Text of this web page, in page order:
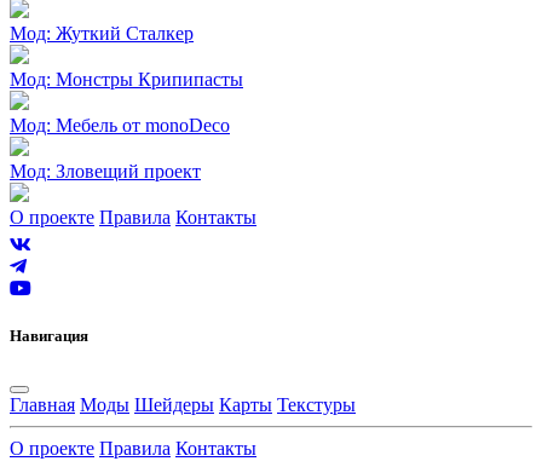
Мод: Жуткий Сталкер
Мод: Монстры Крипипасты
Мод: Мебель от monoDeco
Мод: Зловещий проект
О проекте Правила Контакты
Навигация
Главная Моды Шейдеры Карты Текстуры
О проекте Правила Контакты